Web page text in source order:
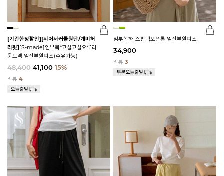
[기간한정할인][시어서커쿨원단/개미허
리핏][S-made]임부복*고실고실요루라
운드넥 임산부원피스(수유가능)
48,400 41,100 15%
리뷰 4
임부복*에스핀턱오픈롱 임산부원피스
34,900
리뷰 3